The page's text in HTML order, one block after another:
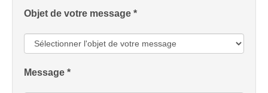
Objet de votre message *
Message *